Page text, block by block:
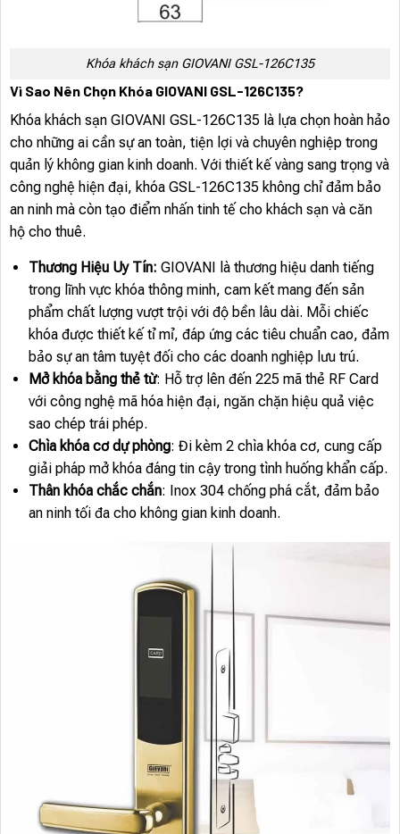
Khóa khách sạn GIOVANI GSL-126C135
Vì Sao Nên Chọn Khóa GIOVANI GSL-126C135?
Khóa khách sạn GIOVANI GSL-126C135 là lựa chọn hoàn hảo
cho những ai cần sự an toàn, tiện lợi và chuyên nghiệp trong
quản lý không gian kinh doanh. Với thiết kế vàng sang trọng và
công nghệ hiện đại, khóa GSL-126C135 không chỉ đảm bảo
an ninh mà còn tạo điểm nhấn tinh tế cho khách sạn và căn
hộ cho thuê.
Thương Hiệu Uy Tín: GIOVANI là thương hiệu danh tiếng
trong lĩnh vực khóa thông minh, cam kết mang đến sản
phẩm chất lượng vượt trội với độ bền lâu dài. Mỗi chiếc
khóa được thiết kế tỉ mỉ, đáp ứng các tiêu chuẩn cao, đảm
bảo sự an tâm tuyệt đối cho các doanh nghiệp lưu trú.
Mở khóa bằng thẻ từ: Hỗ trợ lên đến 225 mã thẻ RF Card
với công nghệ mã hóa hiện đại, ngăn chặn hiệu quả việc
sao chép trái phép.
Chìa khóa cơ dự phòng: Đi kèm 2 chìa khóa cơ, cung cấp
giải pháp mở khóa đáng tin cậy trong tình huống khẩn cấp.
Thân khóa chắc chắn: Inox 304 chống phá cắt, đảm bảo
an ninh tối đa cho không gian kinh doanh.